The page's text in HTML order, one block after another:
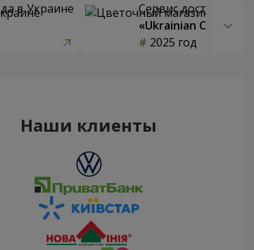
в Украине
Сервис доставки
«Ukrainian Choice»
2025 год
Наши клиенты